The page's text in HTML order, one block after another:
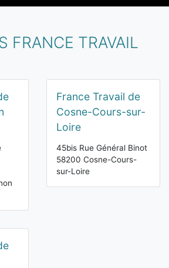
FRANCE TRAVAIL
France Travail de
Cosne-Cours-sur-
Loire
45bis Rue Général Binot
58200 Cosne-Cours-
sur-Loire